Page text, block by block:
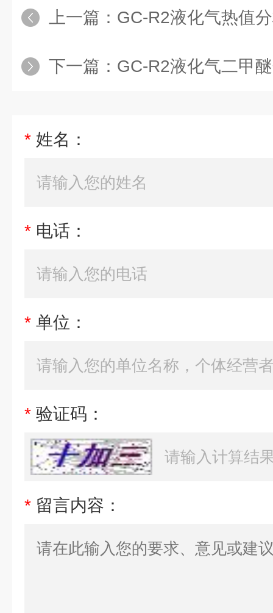
上一篇： GC-R2液化气热值
下一篇： GC-R2液化气二甲
* 姓名：
* 电话：
* 单位：
* 验证码：
* 留言内容：